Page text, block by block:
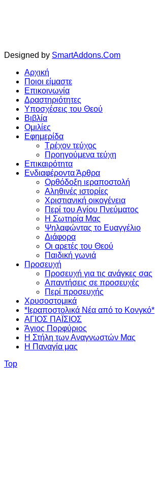
Designed by SmartAddons.Com
Αρχική
Ποιοι είμαστε
Επικοινωνία
Δραστηριότητες
Υποσχέσεις του Θεού
Βιβλία
Ομιλίες
Εφημερίδα
Τρέχον τεύχος
Προηγούμενα τεύχη
Επικαιρότητα
Ενδιαφέροντα Άρθρα
Ορθόδοξη ιεραποστολή
Αληθινές ιστορίες
Χριστιανική οικογένεια
Περί του Αγίου Πνεύματος
Η Σωτηρία Μας
Ψηλαφώντας το Ευαγγέλιο
Διάφορα
Οι αρετές του Θεού
Παιδική γωνιά
Προσευχή
Προσευχή για τις ανάγκες σας
Απαντήσεις σε προσευχές
Περί προσευχής
Χρυσοστομικά
*Ιεραποστολικά Νέα από το Κονγκό*
ΑΓΙΟΣ ΠΑΪΣΙΟΣ
Άγιος Πορφύριος
Η Στήλη των Αναγνωστών Mας
Η Παναγία μας
Top